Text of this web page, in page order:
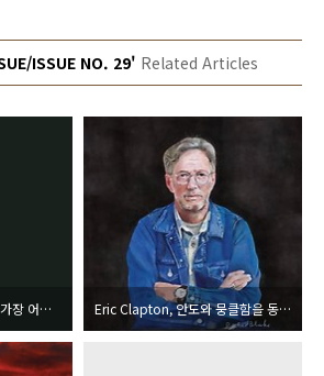
ISSUE NO. 29' Related Articles
Nick Cave, 그의 작품 중 가장 어두운 분위기를 담고 있는, 더 우울하고 극적이며 격동적인 음악 Eric Clapton, 안도와 뭉클함을 동시에 건네주는 타이틀. 에릭의 쾌유를 빈다.